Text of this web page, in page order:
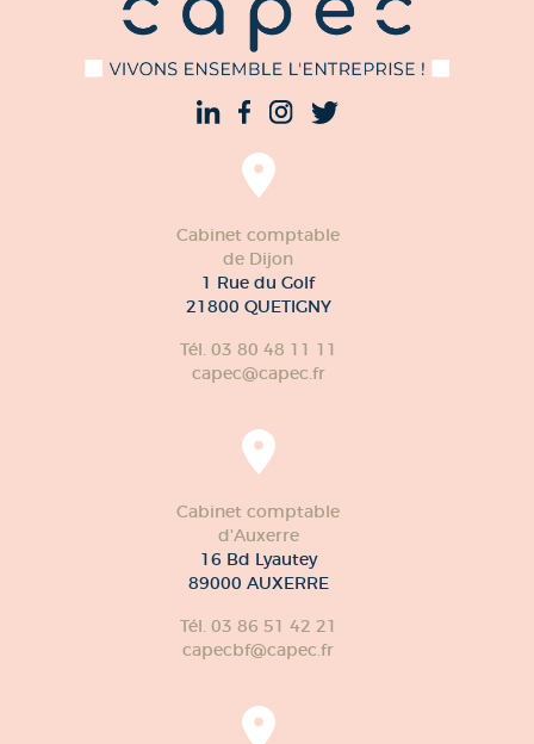
Cabinet comptable
de Dijon
1 Rue du Golf
21800 QUETIGNY
Tél. 03 80 48 11 11
capec@capec.fr
Cabinet comptable
d'Auxerre
16 Bd Lyautey
89000 AUXERRE
Tél. 03 86 51 42 21
capecbf@capec.fr